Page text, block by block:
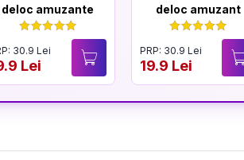
deloc amuzante
30.9 Lei
Lei
deloc amuzant
PRP: 30.9 Lei
19.9 Lei